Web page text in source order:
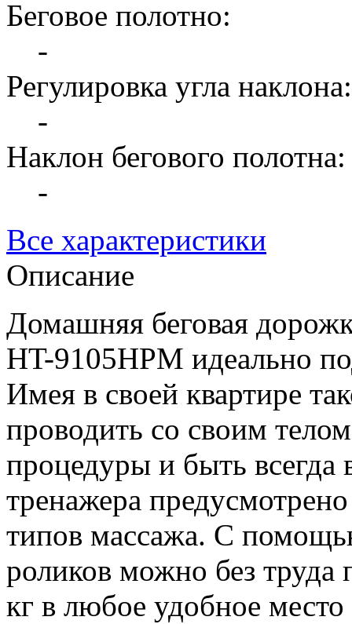
Беговое полотно:
-
Регулировка угла наклона:
-
Наклон бегового полотна:
-
Все характеристики
Описание
Домашняя беговая
HT-9105HPM идеально
Имея в своей квартире
проводить со своим
процедуры и быть
тренажера
типов массажа. С
роликов можно без труда
кг в любое удобное